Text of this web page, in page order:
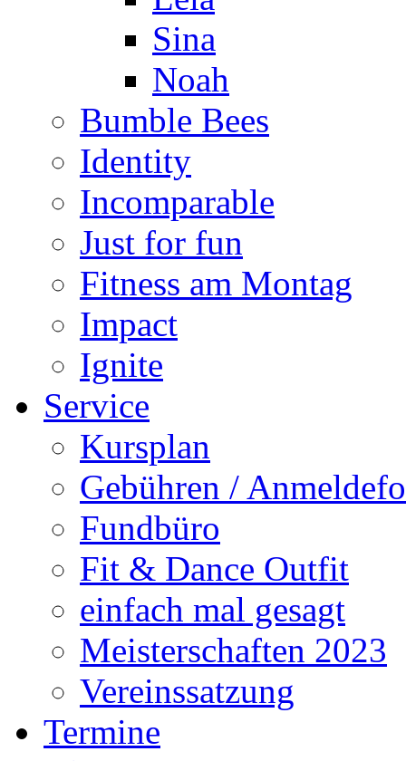
Sina
Noah
Bumble Bees
Identity
Incomparable
Just for fun
Fitness am Montag
Impact
Ignite
Service
Kursplan
Gebühren /
Fundbüro
Fit & Dance Outfit
einfach mal gesagt
Meisterschaften 2023
Vereinssatzung
Termine